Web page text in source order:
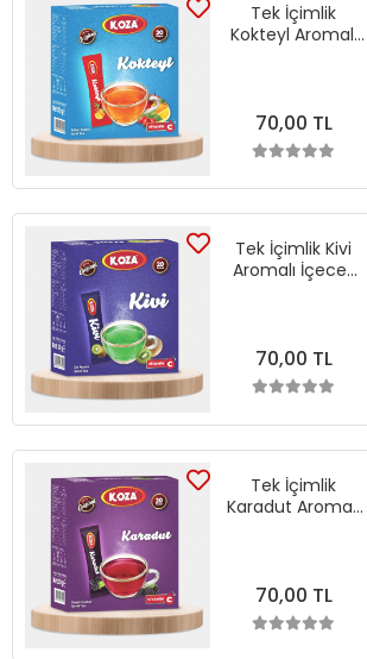
Tek İçimlik
Kokteyl Aromalı
70,00 TL
Tek İçimlik Kivi
Aromalı İçecek
70,00 TL
Tek İçimlik
Karadut Aromalı
70,00 TL